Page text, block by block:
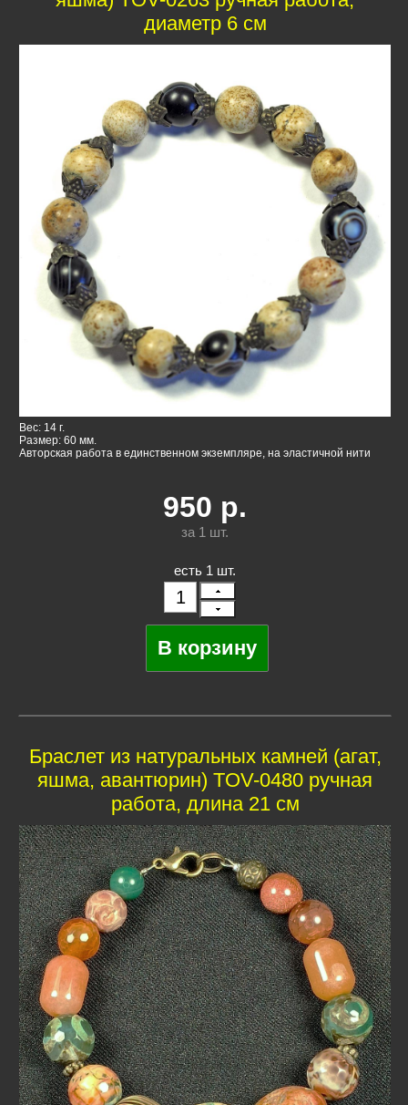
диаметр 6 см
Вес: 14 г.
Размер: 60 мм.
Авторская работа в единственном экземпляре, на эластичной нити
950 р.
за 1 шт.
есть 1 шт.
Браслет из натуральных камней (агат,
яшма, авантюрин) TOV-0480 ручная
работа, длина 21 см